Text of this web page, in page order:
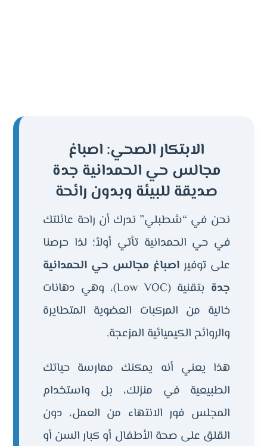
الابتكار الصحي: اصباغ
مجالس حي الحمدانية جدة
صديقة للبيئة وبدون رائحة
نحن في “شطبلي” ندرك أن راحة عائلتك
في حي الحمدانية تأتي أولاً؛ لذا حرصنا
على توفيراصباغ مجالس حي الحمدانية
جدة
بتقنية (Low VOC)، وهي دهانات
خالية من المركبات العضوية المتطايرة
والروائح الكيميائية المزعجة.
هذا يعني أنه يمكنك ممارسة حياتك
الطبيعية في منزلك، بل واستخدام
المجلس فور الانتهاء من العمل، دون
القلق على صحة الأطفال أو كبار السن أو